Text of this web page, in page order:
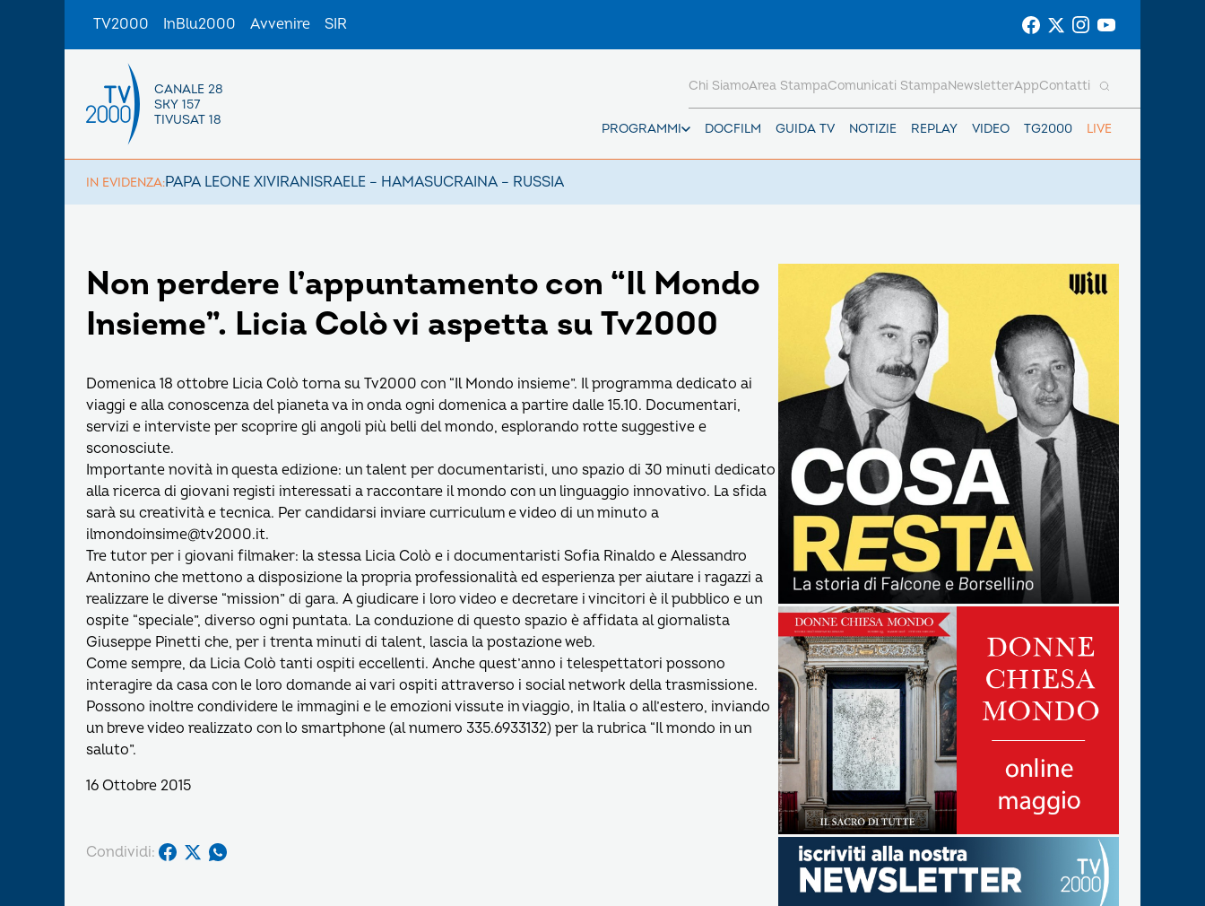
TV2000 InBlu2000 Avvenire SIR
CANALE 28
SKY 157
TIVUSAT 18
PROGRAMMI DOCFILM GUIDA TV NOTIZIE REPLAY VIDEO TG2000 LIVE
Chi SiamoArea StampaComunicati StampaNewsletterAppContatti
IN EVIDENZA:PAPA LEONE XIVIRANISRAELE – HAMASUCRAINA – RUSSIA
Non perdere l’appuntamento con “Il Mondo
Insieme”. Licia Colò vi aspetta su Tv2000
Domenica 18 ottobre Licia Colò torna su Tv2000 con “Il Mondo insieme”. Il programma dedicato ai
viaggi e alla conoscenza del pianeta va in onda ogni domenica a partire dalle 15.10. Documentari,
servizi e interviste per scoprire gli angoli più belli del mondo, esplorando rotte suggestive e
sconosciute.
Importante novità in questa edizione: un talent per documentaristi, uno spazio di 30 minuti dedicato
alla ricerca di giovani registi interessati a raccontare il mondo con un linguaggio innovativo. La sfida
sarà su creatività e tecnica. Per candidarsi inviare curriculum e video di un minuto a
ilmondoinsime@tv2000.it.
Tre tutor per i giovani filmaker: la stessa Licia Colò e i documentaristi Sofia Rinaldo e Alessandro
Antonino che mettono a disposizione la propria professionalità ed esperienza per aiutare i ragazzi a
realizzare le diverse “mission” di gara. A giudicare i loro video e decretare i vincitori è il pubblico e un
ospite “speciale”, diverso ogni puntata. La conduzione di questo spazio è affidata al giornalista
Giuseppe Pinetti che, per i trenta minuti di talent, lascia la postazione web.
Come sempre, da Licia Colò tanti ospiti eccellenti. Anche quest’anno i telespettatori possono
interagire da casa con le loro domande ai vari ospiti attraverso i social network della trasmissione.
Possono inoltre condividere le immagini e le emozioni vissute in viaggio, in Italia o all’estero, inviando
un breve video realizzato con lo smartphone (al numero 335.6933132) per la rubrica “Il mondo in un
saluto”.
16 Ottobre 2015
Condividi: